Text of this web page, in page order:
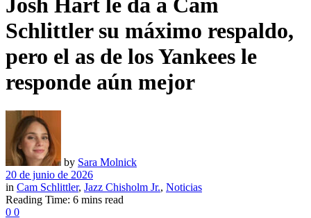
Josh Hart le da a Cam
Schlittler su máximo respaldo,
pero el as de los Yankees le
responde aún mejor
by Sara Molnick
20 de junio de 2026
in Cam Schlittler, Jazz Chisholm Jr., Noticias
Reading Time: 6 mins read
0 0